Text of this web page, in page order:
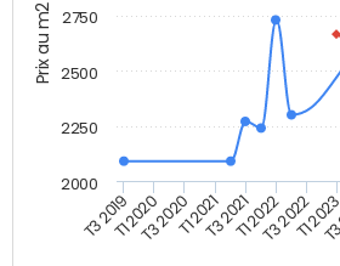
Prix au m2
T3 2019T1 2020T3 2020T1 2021T3 2021T1 2022T3 2022
T1
2000
2250
2500
2750